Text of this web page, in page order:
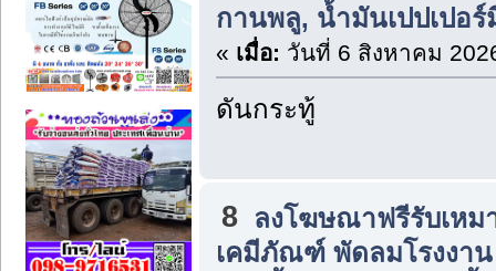
กานพลู, น้ำมันเปปเปอ
« เมื่อ: วันที่ 6 สิงหาคม
ดันกระทู้
8 ลงโฆษณาฟรีรับเหม
เคมีภัณฑ์ พัดลมโรงงาน